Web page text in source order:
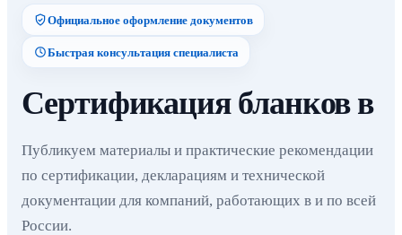
Официальное оформление документов
Быстрая консультация специалиста
Сертификация бланков в
Публикуем материалы и практические рекомендации
по сертификации, декларациям и технической
документации для компаний, работающих в и по всей
России.